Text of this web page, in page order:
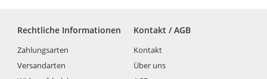
Rechtliche Informationen
Zahlungsarten
Versandarten
Kontakt / AGB
Kontakt
Über uns